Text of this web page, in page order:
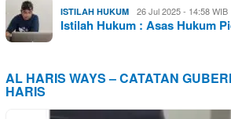
ISTILAH HUKUM 26 Jul 2025 - 14:58 WIB
Istilah Hukum : Asas Hukum
AL HARIS WAYS – CATATAN
HARIS